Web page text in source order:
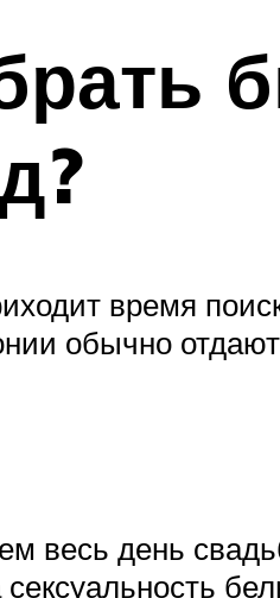
время
обычно
весь день